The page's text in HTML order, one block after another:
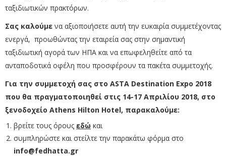
ταξιδιωτικών πρακτόρων.
Σας καλούμε να αξιοποιήσετε αυτή την ευκαιρία συμμετέχοντας
ενεργά, προωθώντας την εταιρεία σας στην σημαντική
ταξιδιωτική αγορά των ΗΠΑ και να επωφεληθείτε από τα
ανταποδοτικά οφέλη που προσφέρουν τα πακέτα συμμετοχής.
Για την συμμετοχή σας στο ASTA Destination Expo 2018
που θα πραγματοποιηθεί στις 14-17 Απριλίου 2018, στο
ξενοδοχείο Athens Hilton Hotel, παρακαλούμε:
βρείτε τους όρους εδώ και
συμπληρώστε και στείλτε την παρακάτω φόρμα στο
info@fedhatta.gr